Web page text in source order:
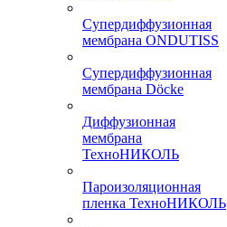
Супердиффузионная
мембрана ONDUTISS
Супердиффузионная
мембрана Döcke
Диффузионная
мембрана
ТехноНИКОЛЬ
Пароизоляционная
пленка ТехноНИКОЛЬ